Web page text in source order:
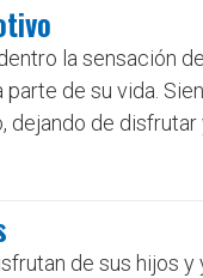
la sensación
de su vida.
de disfrutar
de sus hijos y